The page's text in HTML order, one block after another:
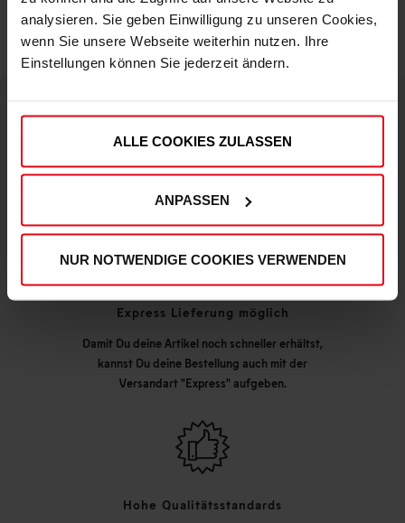
analysieren. Sie geben Einwilligung zu unseren Cookies,
wenn Sie unsere Webseite weiterhin nutzen. Ihre
Einstellungen können Sie jederzeit ändern.
ALLE COOKIES ZULASSEN
ANPASSEN
NUR NOTWENDIGE COOKIES VERWENDEN
DEINE VORTEILE IN UNSEREM SHOP
Express Lieferung möglich
Damit Du deine Artikel noch schneller erhältst,
kannst Du deine Bestellung auch mit der
Versandart "Express" aufgeben.
Hohe Qualitätsstandards